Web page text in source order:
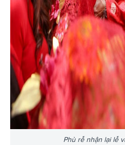
Phù rễ nhận lại lễ